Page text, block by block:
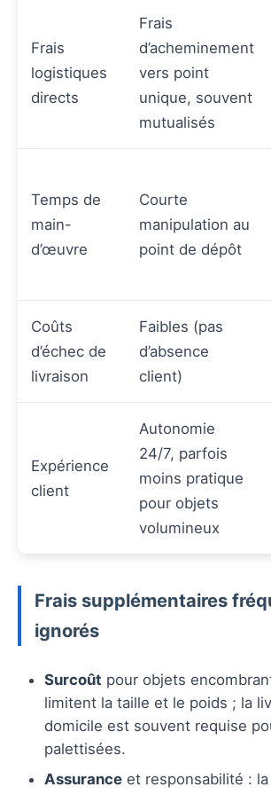
Frais
logistiques
directs
Frais
d’acheminement
vers point
unique, souvent
mutualisés
Temps de
main-
d’œuvre
Courte
manipulation au
point de dépôt
Coûts
d’échec de
livraison
Faibles (pas
d’absence
client)
Expérience
client
Autonomie
24/7, parfois
moins pratique
pour objets
volumineux
Frais supplémentaires
ignorés
Surcoût pour objets
limitent la taille et le poids ; la
domicile est souvent requise
palettisées.
Assurance et responsabilité :